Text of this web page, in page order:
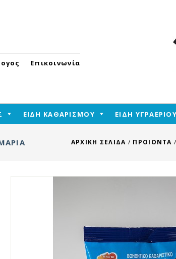
Επικοινωνία
ΕΙΔΗ ΚΑΘΑΡΙΣΜΟΥ ΕΙΔΗ ΥΓΡΑΕΡΙΟΥ
ΑΡΧΙΚΉ ΣΕΛΊΔΑ / ΠΡΟΙΟΝΤΑ /